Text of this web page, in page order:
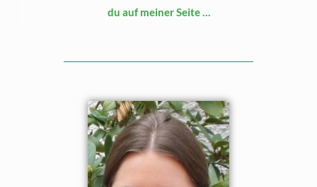
du auf meiner Seite …